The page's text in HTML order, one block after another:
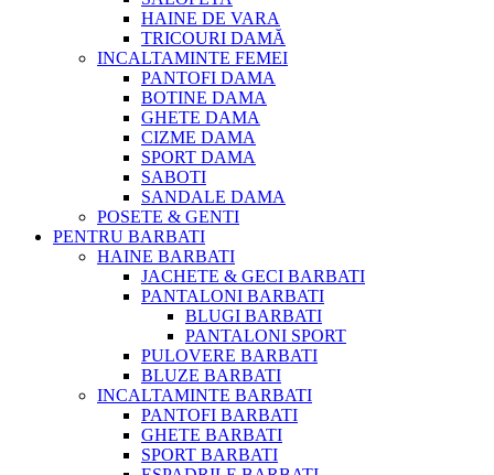
HAINE DE VARA
TRICOURI DAMĂ
INCALTAMINTE FEMEI
PANTOFI DAMA
BOTINE DAMA
GHETE DAMA
CIZME DAMA
SPORT DAMA
SABOTI
SANDALE DAMA
POSETE & GENTI
PENTRU BARBATI
HAINE BARBATI
JACHETE & GECI BARBATI
PANTALONI BARBATI
BLUGI BARBATI
PANTALONI SPORT
PULOVERE BARBATI
BLUZE BARBATI
INCALTAMINTE BARBATI
PANTOFI BARBATI
GHETE BARBATI
SPORT BARBATI